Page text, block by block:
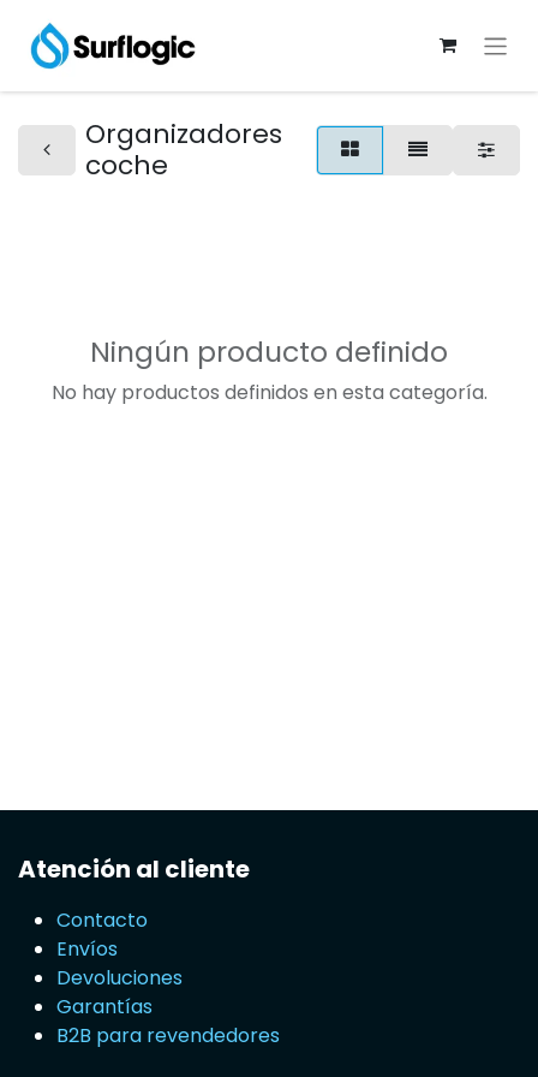
Organizadores
coche
Ningún producto definido
No hay productos definidos en esta categoría.
Atención al cliente
Contacto
Envíos
Devoluciones
Garantías
B2B para revendedores